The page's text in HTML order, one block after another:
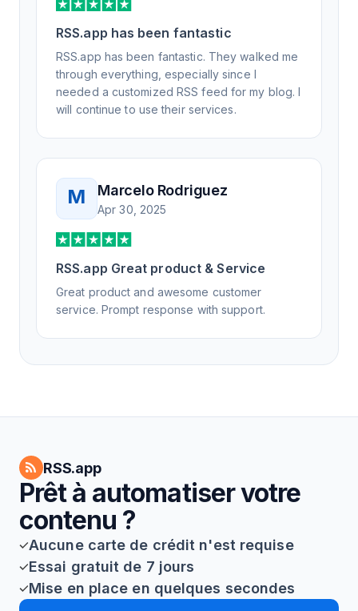
RSS.app has been fantastic
RSS.app has been fantastic. They walked me
through everything, especially since I
needed a customized RSS feed for my blog. I
will continue to use their services.
M Marcelo Rodriguez
Apr 30, 2025
RSS.app Great product & Service
Great product and awesome customer
service. Prompt response with support.
RSS.app
Prêt à automatiser votre
contenu ?
Aucune carte de crédit n'est requise
Essai gratuit de 7 jours
Mise en place en quelques secondes